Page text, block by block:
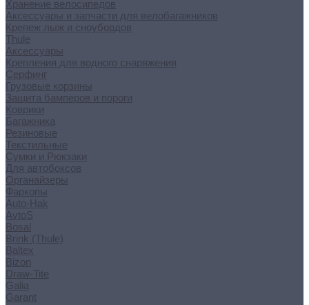
Хранение велосипедов
Аксессуары и запчасти для велобагажников
Крепеж лыж и сноубордов
Thule
Аксессуары
Крепления для водного снаряжения
Серфинг
Грузовые корзины
Защита бамперов и пороги
Коврики
Багажника
Резиновые
Текстильные
Сумки и Рюкзаки
Для автобоксов
Органайзеры
Фаркопы
Auto-Hak
AvtoS
Bosal
Brink (Thule)
Baltex
Bizon
Draw-Tite
Galia
Garant